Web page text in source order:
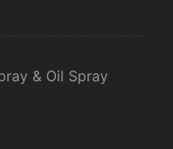
& Oil Spray